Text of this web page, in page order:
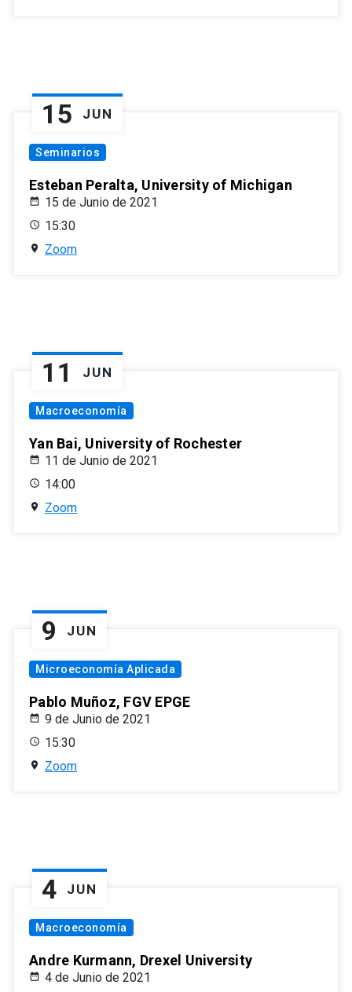
15 JUN
Seminarios
Esteban Peralta, University of Michigan
15 de Junio de 2021
15:30
Zoom
11 JUN
Macroeconomía
Yan Bai, University of Rochester
11 de Junio de 2021
14:00
Zoom
9 JUN
Microeconomía Aplicada
Pablo Muñoz, FGV EPGE
9 de Junio de 2021
15:30
Zoom
4 JUN
Macroeconomía
Andre Kurmann, Drexel University
4 de Junio de 2021